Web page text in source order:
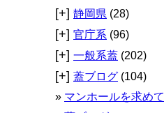
[+] 静岡県 (28)
[+] 官庁系 (96)
[+] 一般系蓋 (202)
[+] 蓋ブログ (104)
マンホールを求めて